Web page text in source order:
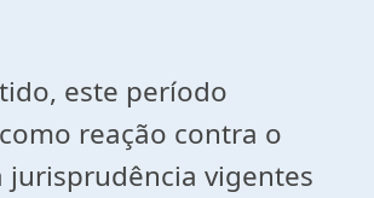
este período
reação contra o
jurisprudência vigentes